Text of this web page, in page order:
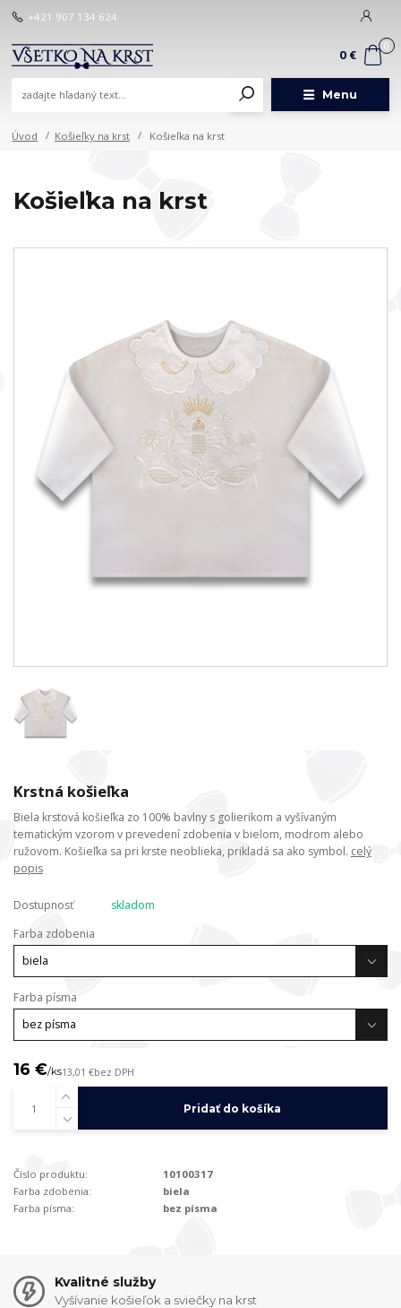
Menu
+421 907 134 624
0
0 €
Úvod Košieľky na krst Košieľka na krst
Košieľka na krst
Krstná košieľka
Biela krstová košieľka zo 100% bavlny s golierikom a vyšívaným
tematickým vzorom v prevedení zdobenia v bielom, modrom alebo
ružovom. Košieľka sa pri krste neoblieka, prikladá sa ako symbol. celý
popis
Dostupnosť
skladom
Farba zdobenia
Farba písma
16 €/ks13,01 €bez DPH
Pridať do košíka
Číslo produktu:
10100317
Farba zdobenia:
biela
Farba písma:
bez písma
Kvalitné služby
Vyšívanie košieľok a sviečky na krst